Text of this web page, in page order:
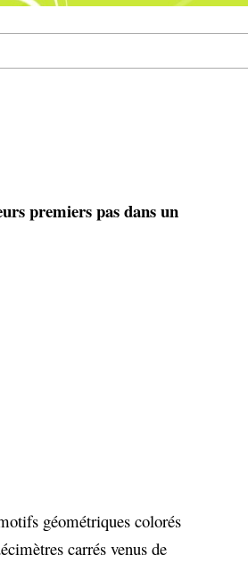
premiers pas dans un
géométriques colorés
carrés venus de